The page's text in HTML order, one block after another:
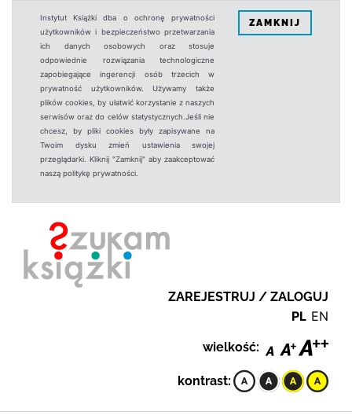
Instytut Książki dba o ochronę prywatności
użytkowników i bezpieczeństwo przetwarzania
ich danych osobowych oraz stosuje
odpowiednie rozwiązania technologiczne
zapobiegające ingerencji osób trzecich w
prywatność użytkowników. Używamy także
plików cookies, by ułatwić korzystanie z naszych
serwisów oraz do celów statystycznych.Jeśli nie
chcesz, by pliki cookies były zapisywane na
Twoim dysku zmień ustawienia swojej
przeglądarki. Kliknij "Zamknij" aby zaakceptować
naszą politykę prywatności.
ZAMKNIJ
ZAREJESTRUJ / ZALOGUJ
PL EN
wielkość:
kontrast: